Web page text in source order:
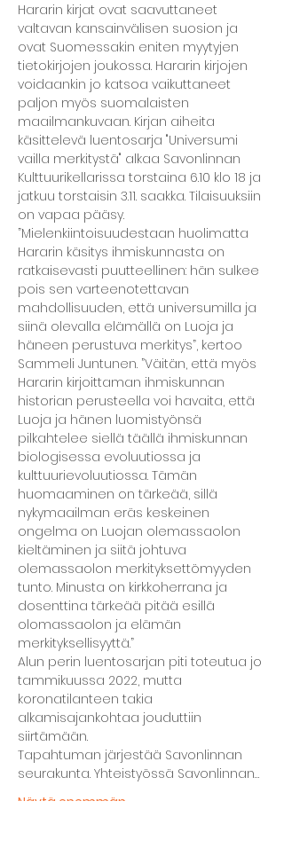
Hararin kirjat ovat saavuttaneet
valtavan kansainvälisen suosion ja
ovat Suomessakin eniten myytyjen
tietokirjojen joukossa. Hararin kirjojen
voidaankin jo katsoa vaikuttaneet
paljon myös suomalaisten
maailmankuvaan. Kirjan aiheita
käsittelevä luentosarja "Universumi
vailla merkitystä" alkaa Savonlinnan
Kulttuurikellarissa torstaina 6.10 klo 18 ja
jatkuu torstaisin 3.11. saakka. Tilaisuuksiin
on vapaa pääsy.
”Mielenkiintoisuudestaan huolimatta
Hararin käsitys ihmiskunnasta on
ratkaisevasti puutteellinen: hän sulkee
pois sen varteenotettavan
mahdollisuuden, että universumilla ja
siinä olevalla elämällä on Luoja ja
häneen perustuva merkitys”, kertoo
Sammeli Juntunen. ”Väitän, että myös
Hararin kirjoittaman ihmiskunnan
historian perusteella voi havaita, että
Luoja ja hänen luomistyönsä
pilkahtelee siellä täällä ihmiskunnan
biologisessa evoluutiossa ja
kulttuurievoluutiossa. Tämän
huomaaminen on tärkeää, sillä
nykymaailman eräs keskeinen
ongelma on Luojan olemassaolon
kieltäminen ja siitä johtuva
olemassaolon merkityksettömyyden
tunto. Minusta on kirkkoherrana ja
dosenttina tärkeää pitää esillä
olomassaolon ja elämän
merkityksellisyyttä.”
Alun perin luentosarjan piti toteutua jo
tammikuussa 2022, mutta
koronatilanteen takia
alkamisajankohtaa jouduttiin
siirtämään.
Tapahtuman järjestää Savonlinnan
seurakunta. Yhteistyössä Savonlinnan…
Näytä enemmän